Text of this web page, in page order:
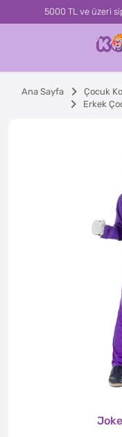
5000 TL ve üzeri
Ana Sayfa Çocuk
Erkek